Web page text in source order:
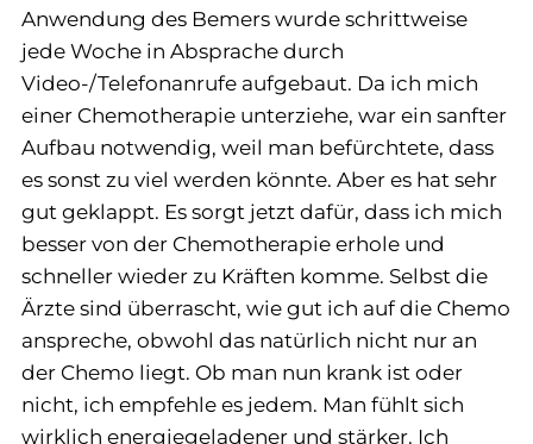
Anwendung des Bemers wurde schrittweise
jede Woche in Absprache durch
Video-/Telefonanrufe aufgebaut. Da ich mich
einer Chemotherapie unterziehe, war ein sanfter
Aufbau notwendig, weil man befürchtete, dass
es sonst zu viel werden könnte. Aber es hat sehr
gut geklappt. Es sorgt jetzt dafür, dass ich mich
besser von der Chemotherapie erhole und
schneller wieder zu Kräften komme. Selbst die
Ärzte sind überrascht, wie gut ich auf die Chemo
anspreche, obwohl das natürlich nicht nur an
der Chemo liegt. Ob man nun krank ist oder
nicht, ich empfehle es jedem. Man fühlt sich
wirklich energiegeladener und stärker. Ich